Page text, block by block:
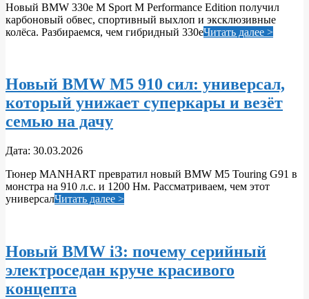
31
Новый BMW 330e M Sport M Performance Edition получил
карбоновый обвес, спортивный выхлоп и эксклюзивные
колёса. Разбираемся, чем гибридный 330eЧитать далее >
Новый BMW M5 910 сил: универсал,
который унижает суперкары и везёт
семью на дачу
2026-
30
Дата: 30.03.2026
Тюнер MANHART превратил новый BMW M5 Touring G91 в
монстра на 910 л.с. и 1200 Нм. Рассматриваем, чем этот
универсалЧитать далее >
Новый BMW i3: почему серийный
электроседан круче красивого
концепта